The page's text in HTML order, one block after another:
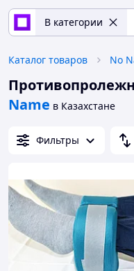
В категории
Каталог товаров No
Name в Казахстане
Фильтры